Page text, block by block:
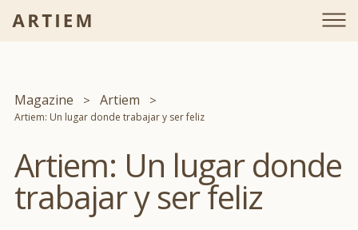
Magazine Artiem
Artiem: Un lugar donde trabajar y ser feliz
Artiem: Un lugar donde
trabajar y ser feliz